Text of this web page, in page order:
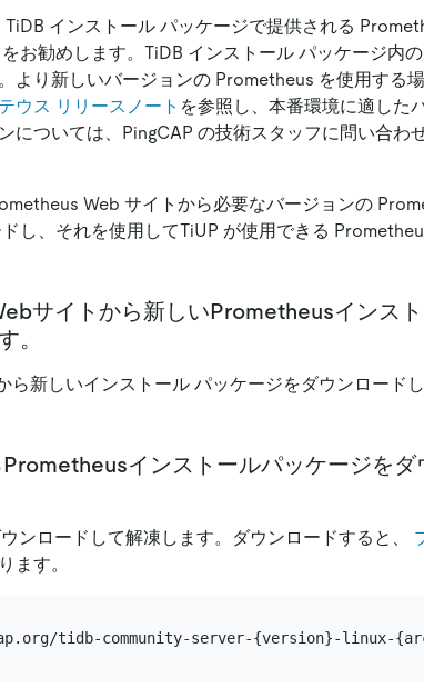
インストール パッケージで提供される
お勧めします。TiDB インストール パッケージ内
より新しいバージョンの Prometheus を使用する
ウス リリースノート を参照し、本番環境に適した
については、PingCAP の技術スタッフに問い合わ
Web サイトから必要なバージョンの
し、それを使用してTiUP が使用できる
サイトから新しいPrometheusインス
。
ら新しいインストール パッケージをダウンロード
インストールパッケージをダ
ンロードして解凍します。ダウンロードすると、
ます。